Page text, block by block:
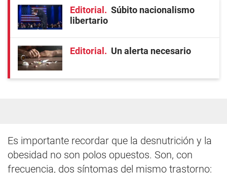
Editorial
Súbito nacionalismo
libertario
Editorial Un alerta necesario
Es importante recordar que la desnutrición y la
obesidad no son polos opuestos. Son, con
frecuencia, dos síntomas del mismo trastorno: